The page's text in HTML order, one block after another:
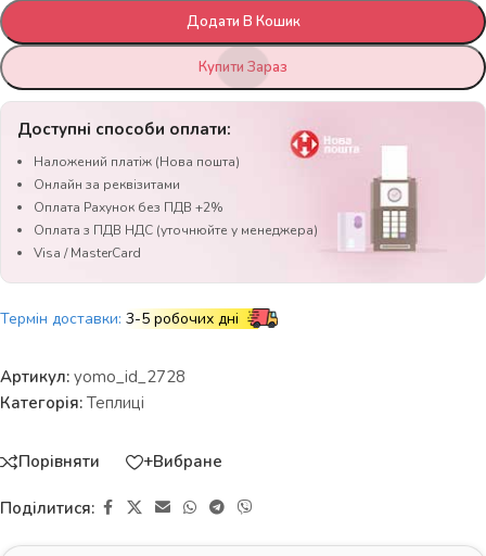
Додати В Кошик
Купити Зараз
Доступні способи оплати:
Наложений платіж (Нова пошта)
Онлайн за реквізитами
Оплата Рахунок без ПДВ +2%
Оплата з ПДВ НДС (уточнюйте у менеджера)
Visa / MasterCard
Термін доставки: 3-5 робочих дні
Артикул: yomo_id_2728
Категорія: Теплиці
Порівняти +Вибране
Поділитися: